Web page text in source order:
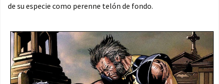
de su especie como perenne telón de fondo.